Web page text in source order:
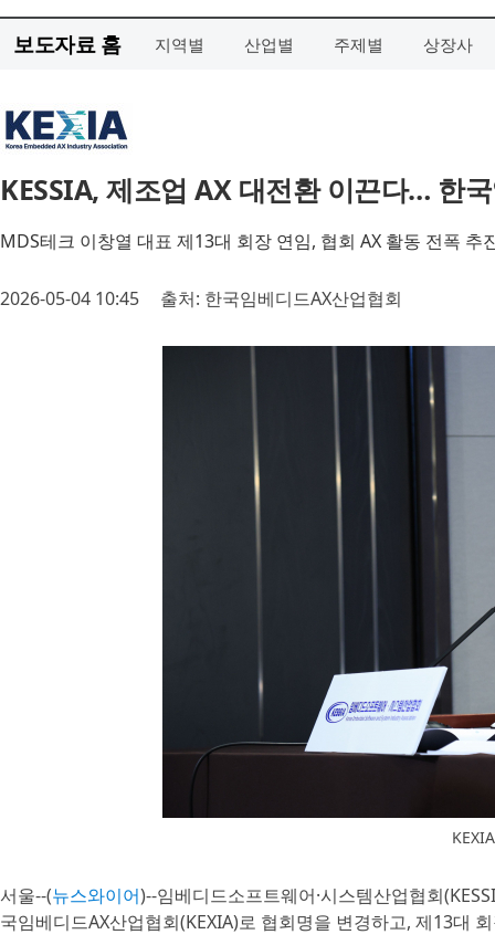
보도자료 홈 지역별 산업별 주제별 상장사
KESSIA, 제조업 AX 대전환 이끈다… 한
MDS테크 이창열 대표 제13대 회장 연임, 협회 AX 활동 전폭 추
2026-05-04 10:45 출처: 한국임베디드AX산업협회
서울--(뉴스와이어)--임베디드소프트웨어·시스템산업협회
국임베디드AX산업협회(KEXIA)로 협회명을 변경하고, 제13대